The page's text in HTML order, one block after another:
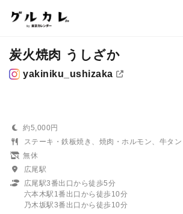
炭火焼肉 うしざか
yakiniku_ushizaka
約5,000円
ステーキ・鉄板焼き、焼肉・ホルモン、牛タン
無休
広尾駅
広尾駅3番出口から徒歩5分
六本木駅1番出口から徒歩10分
乃木坂駅3番出口から徒歩10分